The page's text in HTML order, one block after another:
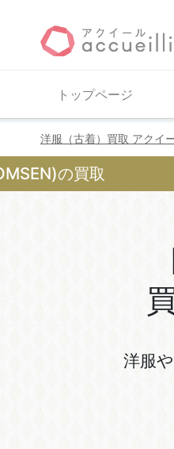
トップページ
洋服（古着）買取 アクイ
の買取
洋服